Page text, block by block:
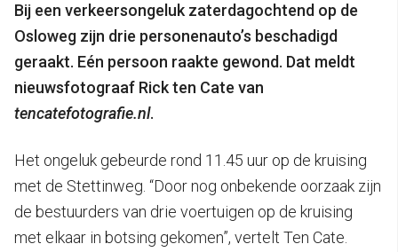
Bij een verkeersongeluk zaterdagochtend op de
Osloweg zijn drie personenauto’s beschadigd
geraakt. Eén persoon raakte gewond. Dat meldt
nieuwsfotograaf Rick ten Cate van
tencatefotografie.nl.
Het ongeluk gebeurde rond 11.45 uur op de kruising
met de Stettinweg. “Door nog onbekende oorzaak zijn
de bestuurders van drie voertuigen op de kruising
met elkaar in botsing gekomen”, vertelt Ten Cate.